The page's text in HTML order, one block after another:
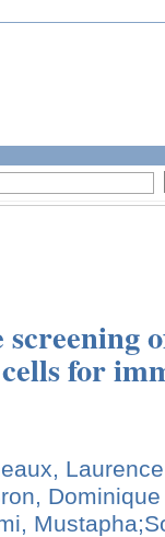
for
Laurence
Dominique
Mustapha